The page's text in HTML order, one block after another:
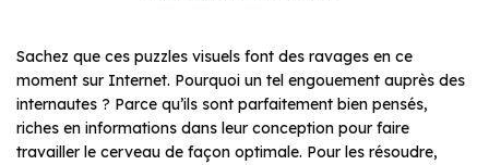
Sachez que ces puzzles visuels font des ravages en ce
moment sur Internet. Pourquoi un tel engouement auprès des
internautes ? Parce qu’ils sont parfaitement bien pensés,
riches en informations dans leur conception pour faire
travailler le cerveau de façon optimale. Pour les résoudre,